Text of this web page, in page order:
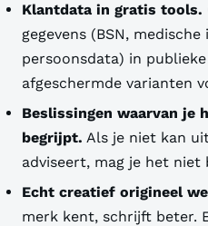
Klantdata in gratis tools.
gegevens (BSN,
persoonsdata) in
afgeschermde varianten
Beslissingen waarvan je
begrijpt. Als je niet kan
adviseert, mag je het niet
Echt creatief origineel
merk kent, schrijft beter.